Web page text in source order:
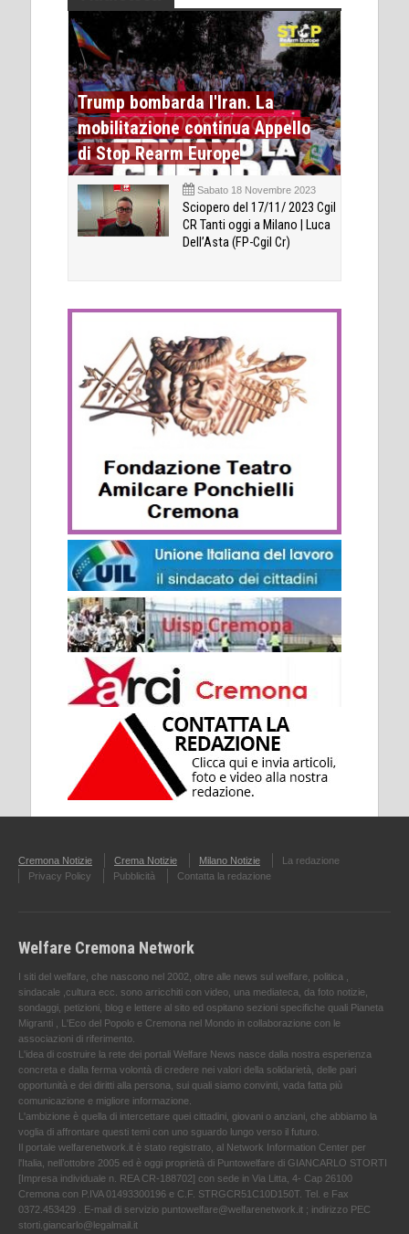
Trump bombarda l'Iran. La
mobilitazione continua Appello
di Stop Rearm Europe
Sabato 18 Novembre 2023
Sciopero del 17/11/ 2023 Cgil
CR Tanti oggi a Milano | Luca
Dell’Asta (FP-Cgil Cr)
Cremona Notizie Crema Notizie Milano Notizie
La redazione
Privacy Policy
Pubblicità Contatta la redazione
Welfare Cremona Network
I siti del welfare, che nascono nel 2002, oltre alle news sul welfare, politica ,
sindacale ,cultura ecc. sono arricchiti con video, una mediateca, da foto notizie,
sondaggi, petizioni, blog e lettere al sito ed ospitano sezioni specifiche quali Pianeta
Migranti , L'Eco del Popolo e Cremona nel Mondo in collaborazione con le
associazioni di riferimento.
L'idea di costruire la rete dei portali Welfare News nasce dalla nostra esperienza
concreta e dalla ferma volontà di credere nei valori della solidarietà, delle pari
opportunità e dei diritti alla persona, sui quali siamo convinti, vada fatta più
comunicazione e migliore informazione.
L'ambizione è quella di intercettare quei cittadini, giovani o anziani, che abbiamo la
voglia di affrontare questi temi con uno sguardo lungo verso il futuro.
Il portale welfarenetwork.it è stato registrato, al Network Information Center per
l'Italia, nell’ottobre 2005 ed è oggi proprietà di Puntowelfare di GIANCARLO STORTI
[Impresa individuale n. REA CR-188702] con sede in Via Litta, 4- Cap 26100
Cremona con P.IVA 01493300196 e C.F. STRGCR51C10D150T. Tel. e Fax
0372.453429 . E-mail di servizio puntowelfare@welfarenetwork.it ; indirizzo PEC
storti.giancarlo@legalmail.it